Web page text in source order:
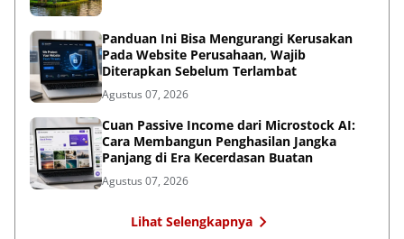
Panduan Ini Bisa Mengurangi Kerusakan
Pada Website Perusahaan, Wajib
Diterapkan Sebelum Terlambat
Agustus 07, 2026
Cuan Passive Income dari Microstock AI:
Cara Membangun Penghasilan Jangka
Panjang di Era Kecerdasan Buatan
Agustus 07, 2026
Lihat Selengkapnya